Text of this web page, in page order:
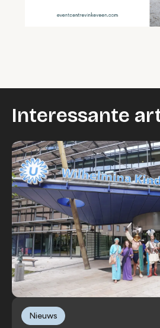
Interessante
Nieuws